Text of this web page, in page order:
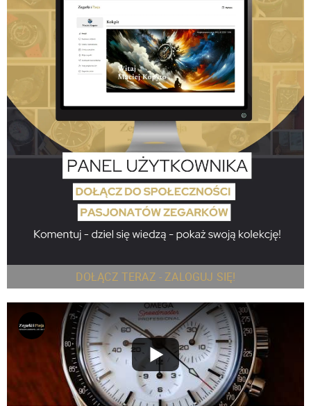
DOŁĄCZ TERAZ - ZALOGUJ SIĘ!